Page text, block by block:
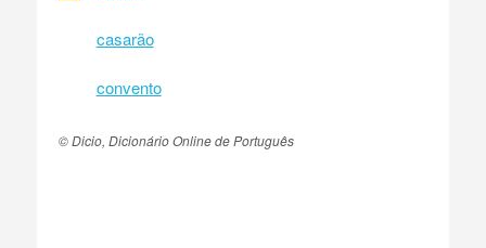
casarão
convento
© Dicio, Dicionário Online de Português